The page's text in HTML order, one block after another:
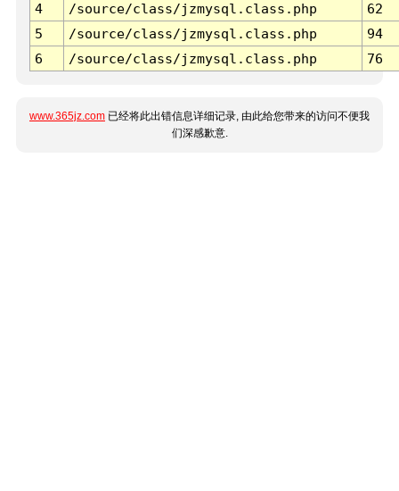
4
/source/class/jzmysql.class.php
62
5
/source/class/jzmysql.class.php
94
6
/source/class/jzmysql.class.php 76
www.365jz.com 已经将此出错信息详细记录, 由此给您带来的访问不便我
们深感歉意.